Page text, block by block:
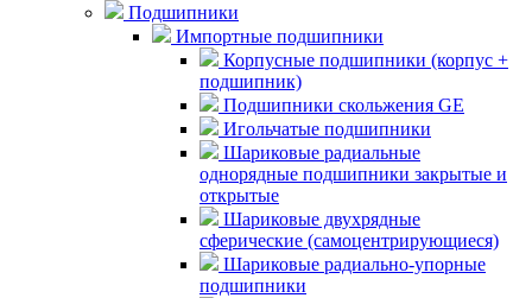
Подшипники
Импортные подшипники
Корпусные подшипники (корпус +
подшипник)
Подшипники скольжения GE
Игольчатые подшипники
Шариковые радиальные
однорядные подшипники закрытые и
открытые
Шариковые двухрядные
сферические (самоцентрирующиеся)
Шариковые радиально-упорные
подшипники